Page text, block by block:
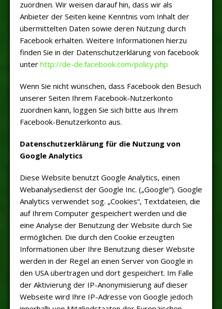
zuordnen. Wir weisen darauf hin, dass wir als
Anbieter der Seiten keine Kenntnis vom Inhalt der
übermittelten Daten sowie deren Nutzung durch
Facebook erhalten. Weitere Informationen hierzu
finden Sie in der Datenschutzerklärung von facebook
unter http://de-de.facebook.com/policy.php
Wenn Sie nicht wünschen, dass Facebook den Besuch
unserer Seiten Ihrem Facebook-Nutzerkonto
zuordnen kann, loggen Sie sich bitte aus Ihrem
Facebook-Benutzerkonto aus.
Datenschutzerklärung für die Nutzung von
Google Analytics
Diese Website benutzt Google Analytics, einen
Webanalysedienst der Google Inc. („Google“). Google
Analytics verwendet sog. „Cookies“, Textdateien, die
auf Ihrem Computer gespeichert werden und die
eine Analyse der Benutzung der Website durch Sie
ermöglichen. Die durch den Cookie erzeugten
Informationen über Ihre Benutzung dieser Website
werden in der Regel an einen Server von Google in
den USA übertragen und dort gespeichert. Im Falle
der Aktivierung der IP-Anonymisierung auf dieser
Webseite wird Ihre IP-Adresse von Google jedoch